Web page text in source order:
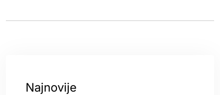
Najnovije